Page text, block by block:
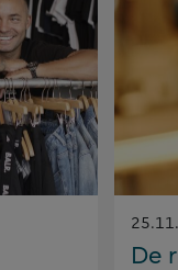
op:
De